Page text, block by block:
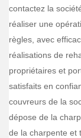
contactez la
réaliser une
règles, avec
réalisations de
propriétaires et
satisfaits en
couvreurs de la
dépose de la
de la charpente et